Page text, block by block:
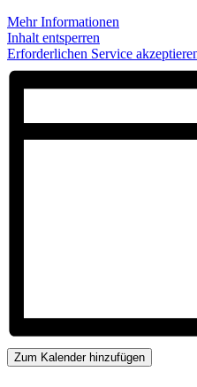
Mehr Informationen
Inhalt entsperren
Erforderlichen Service
Zum Kalender hinzufügen